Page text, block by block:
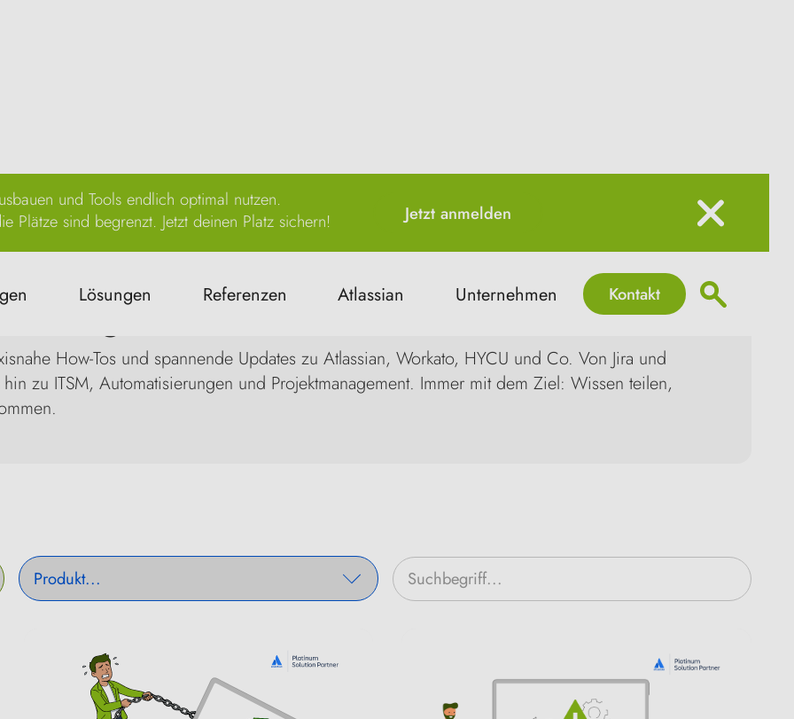
und Tools endlich optimal nutzen.
Plätze sind begrenzt. Jetzt deinen Platz sichern!
Jetzt anmelden
Lösungen Referenzen Atlassian Unternehmen Kontakt
Automations & Atlassian.
How-Tos und spannende Updates zu Atlassian, Workato, HYCU und Co. Von Jira und
zu ITSM, Automatisierungen und Projektmanagement. Immer mit dem Ziel: Wissen teilen,